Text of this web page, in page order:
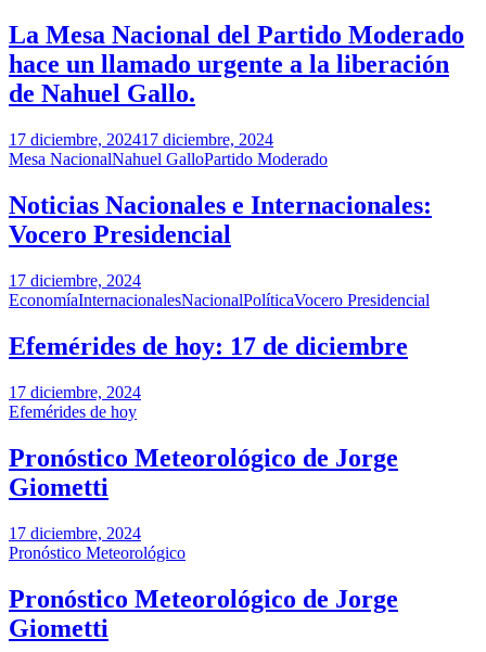
La Mesa Nacional del Partido Moderado
hace un llamado urgente a la liberación
de Nahuel Gallo.
17 diciembre, 202417 diciembre, 2024
Mesa NacionalNahuel GalloPartido Moderado
Noticias Nacionales e Internacionales:
Vocero Presidencial
17 diciembre, 2024
EconomíaInternacionalesNacionalPolíticaVocero Presidencial
Efemérides de hoy: 17 de diciembre
17 diciembre, 2024
Efemérides de hoy
Pronóstico Meteorológico de Jorge
Giometti
17 diciembre, 2024
Pronóstico Meteorológico
Pronóstico Meteorológico de Jorge
Giometti